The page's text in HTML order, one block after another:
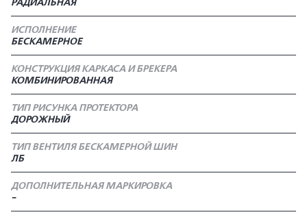
РАДИАЛЬНАЯ
ИСПОЛНЕНИЕ
БЕСКАМЕРНОЕ
КОНСТРУКЦИЯ КАРКАСА И БРЕКЕРА
КОМБИНИРОВАННАЯ
ТИП РИСУНКА ПРОТЕКТОРА
ДОРОЖНЫЙ
ТИП ВЕНТИЛЯ БЕСКАМЕРНОЙ ШИН
ЛБ
ДОПОЛНИТЕЛЬНАЯ МАРКИРОВКА
-